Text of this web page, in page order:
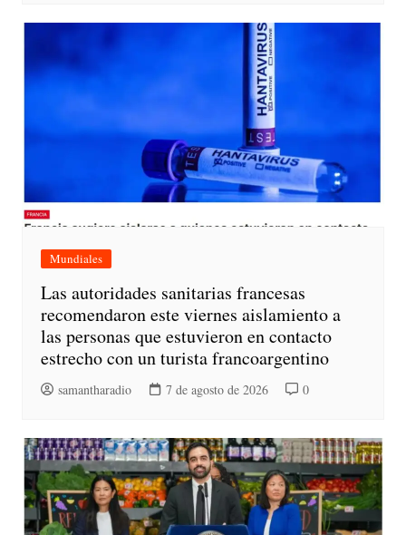
Mundiales
Las autoridades sanitarias francesas
recomendaron este viernes aislamiento a
las personas que estuvieron en contacto
estrecho con un turista francoargentino
samantharadio 7 de agosto de 2026 0